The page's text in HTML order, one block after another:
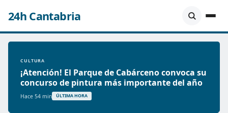
24h Cantabria
CULTURA
¡Atención! El Parque de Cabárceno convoca su
concurso de pintura más importante del año
Hace 54 min ÚLTIMA HORA